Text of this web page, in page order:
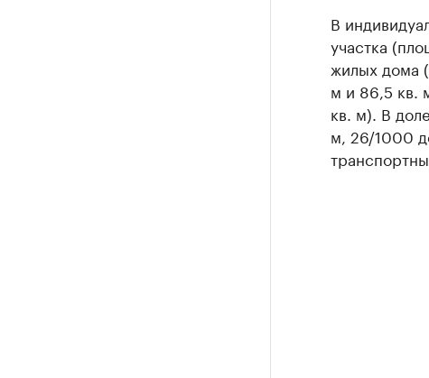
В
участка
жилых дома
м и 86,5 кв.
кв. м). В
м, 26/1000